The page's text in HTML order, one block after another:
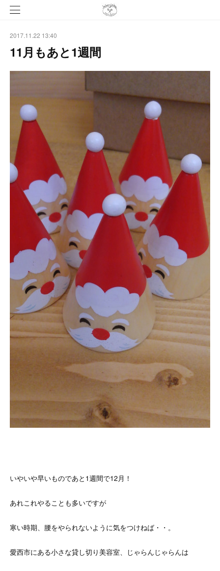
2017.11.22 13:40
11月もあと1週間
いやいや早いものであと1週間で12月！
あれこれやることも多いですが
寒い時期、腰をやられないように気をつけねば・・。
愛西市にある小さな貸し切り美容室、じゃらんじゃらんは